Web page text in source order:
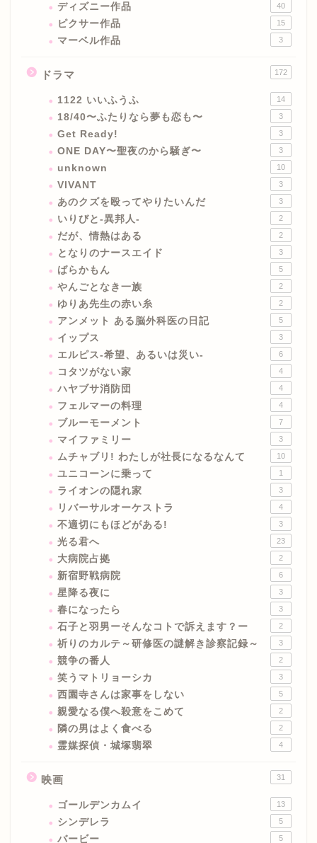
ディズニー作品 40
ピクサー作品 15
マーベル作品 3
ドラマ 172
1122 いいふうふ 14
18/40〜ふたりなら夢も恋も〜 3
Get Ready! 3
ONE DAY〜聖夜のから騒ぎ〜 3
unknown 10
VIVANT 3
あのクズを殴ってやりたいんだ 3
いりびと-異邦人- 2
だが、情熱はある 2
となりのナースエイド 3
ばらかもん 5
やんごとなき一族 2
ゆりあ先生の赤い糸 2
アンメット ある脳外科医の日記 5
イップス 3
エルピス-希望、あるいは災い- 6
コタツがない家 4
ハヤブサ消防団 4
フェルマーの料理 4
ブルーモーメント 7
マイファミリー 3
ムチャブリ! わたしが社長になるなんて 10
ユニコーンに乗って 1
ライオンの隠れ家 3
リバーサルオーケストラ 4
不適切にもほどがある! 3
光る君へ 23
大病院占拠 2
新宿野戦病院 6
星降る夜に 3
春になったら 3
石子と羽男ーそんなコトで訴えます？ー 2
祈りのカルテ～研修医の謎解き診察記録～ 3
競争の番人 2
笑うマトリョーシカ 3
西園寺さんは家事をしない 5
親愛なる僕へ殺意をこめて 2
隣の男はよく食べる 2
霊媒探偵・城塚翡翠 4
映画 31
ゴールデンカムイ 13
シンデレラ 5
バービー 5